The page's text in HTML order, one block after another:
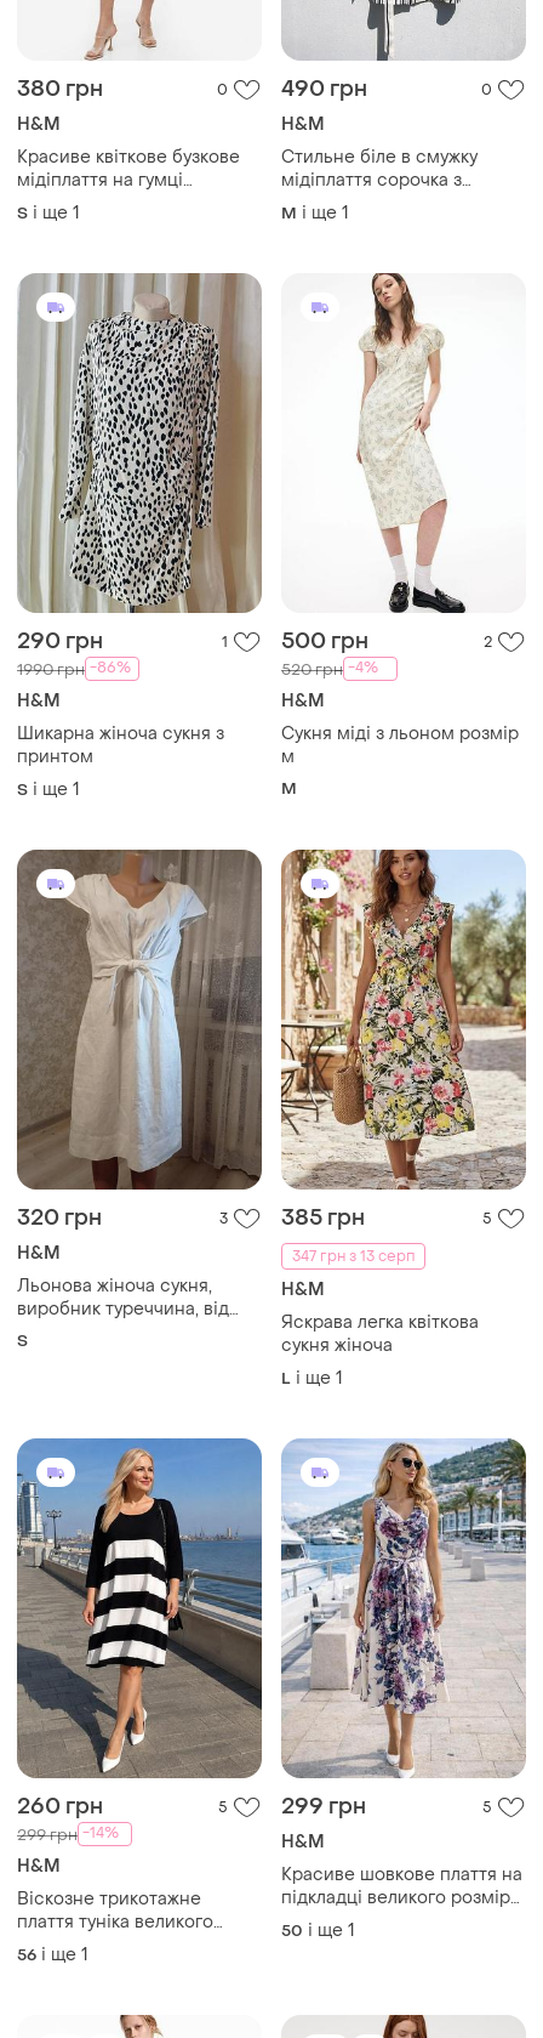
380 грн 0
H&M
Красиве квіткове бузкове
мідіплаття на гумці
h&amp;m
S і ще 1
490 грн 0
H&M
Стильне біле в смужку
мідіплаття сорочка з
поясом із кишенями
h&amp;m
M і ще 1
290 грн 1
1990 грн -86%
H&M
Шикарна жіноча сукня з
принтом
S і ще 1
500 грн 2
520 грн -4%
H&M
Сукня міді з льоном розмір
м
M
320 грн 3
H&M
Льонова жіноча сукня,
виробник туреччина, від
h&m
S
385 грн
5
347 грн з 13 серп
H&M
Яскрава легка квіткова
сукня жіноча
L і ще 1
260 грн 5
299 грн -14%
H&M
Віскозне трикотажне
плаття туніка великого
розміру батал
56 і ще 1
299 грн 5
H&M
Красиве шовкове плаття на
підкладці великого розміру
батал
50 і ще 1